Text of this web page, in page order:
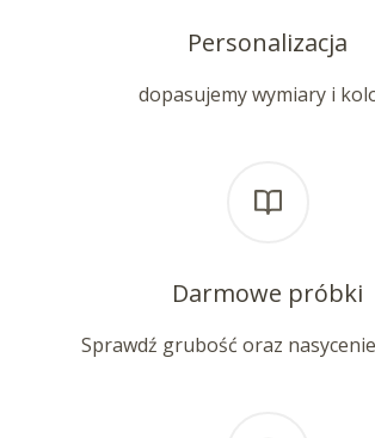
Personalizacja
dopasujemy wymiary i
Darmowe próbki
Sprawdź grubość oraz